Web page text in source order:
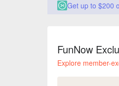
Get up to $200
FunNow
Explore member-